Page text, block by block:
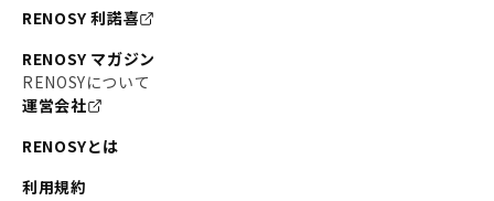
RENOSY 利諾喜
RENOSY マガジン
RENOSYについて
運営会社
RENOSYとは
利用規約